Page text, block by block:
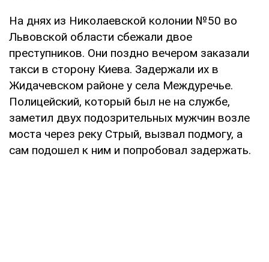
На днях из Николаевской колонии №50 во
Львовской области сбежали двое
преступников. Они поздно вечером заказали
такси в сторону Киева. Задержали их в
Жидачевском районе у села Междуречье.
Полицейский, который был не на службе,
заметил двух подозрительных мужчин возле
моста через реку Стрый, вызвал подмогу, а
сам подошел к ним и попробовал задержать.